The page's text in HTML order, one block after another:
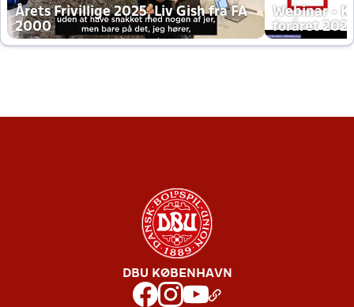
Årets Frivillige 2025, Liv Gish fra FA
2000
Webinar -
foråret
DBU KØBENHAVN